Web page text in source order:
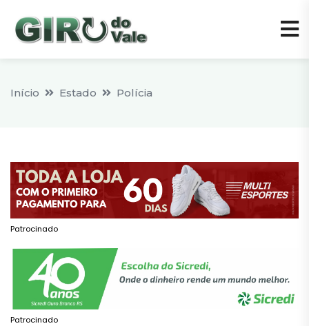
Início Estado Polícia
Patrocinado
Patrocinado